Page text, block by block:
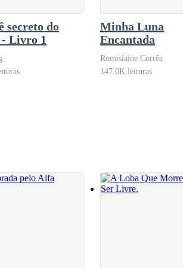
separava Obsidian de Valtheria. A fronteira
ir tão fácil.
secreto do
Livro 1
Minha Luna
Encantada
Romislaine Corrêa
147.0K leituras